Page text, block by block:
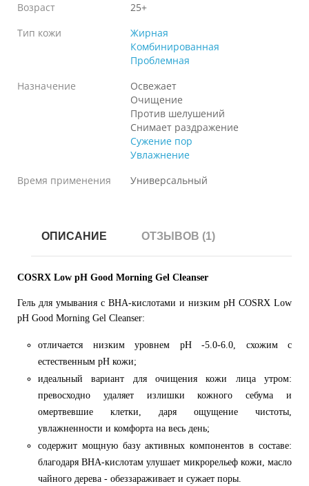
Возраст
25+
Тип кожи
Жирная
Комбинированная
Проблемная
Назначение
Освежает
Очищение
Против шелушений
Снимает раздражение
Сужение пор
Увлажнение
Время применения
Универсальный
ОПИСАНИЕ ОТЗЫВОВ (1)
COSRX Low pH Good Morning Gel Cleanser
Гель для умывания с BHA-кислотами и низким pH COSRX Low
pH Good Morning Gel Cleanser:
отличается низким уровнем pH -5.0-6.0, схожим с
естественным pH кожи;
идеальный вариант для очищения кожи лица утром:
превосходно удаляет излишки кожного себума и
омертвевшие клетки, даря ощущение чистоты,
увлажненности и комфорта на весь день;
содержит мощную базу активных компонентов в составе:
благодаря BHA-кислотам улушает микрорельеф кожи, масло
чайного дерева - обеззараживает и сужает поры.